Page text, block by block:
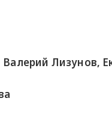
Валерий Лизунов,